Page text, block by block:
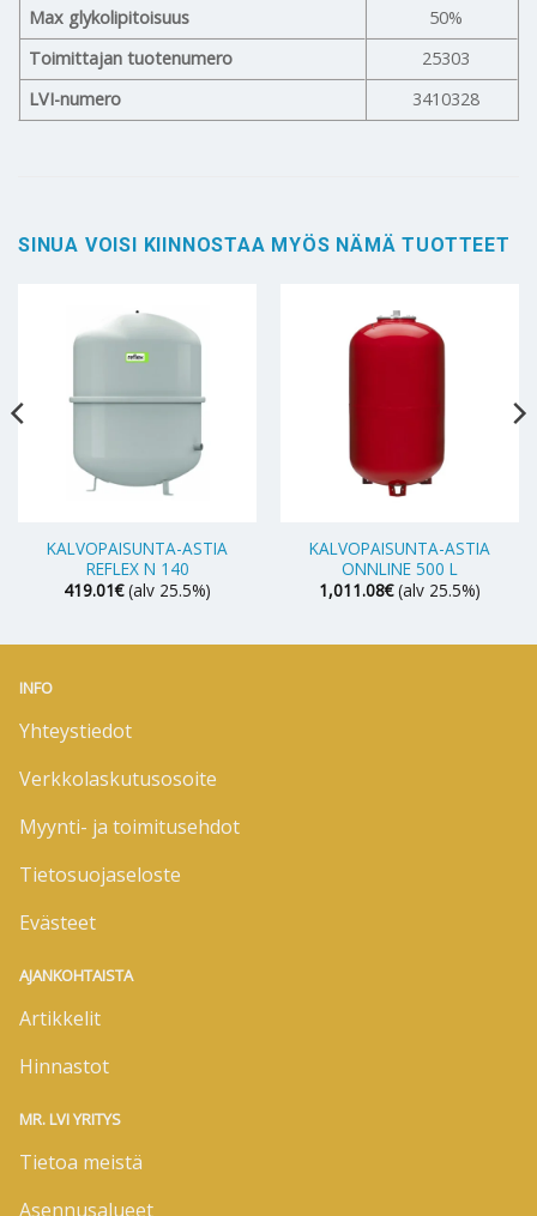
Max glykolipitoisuus
50%
Toimittajan tuotenumero
25303
LVI-numero
3410328
SINUA VOISI KIINNOSTAA MYÖS NÄMÄ TUOTTEET
KALVOPAISUNTA-ASTIA
REFLEX N 140
419.01€ (alv 25.5%)
KALVOPAISUNTA-ASTIA
ONNLINE 500 L
1,011.08€ (alv 25.5%)
INFO
Yhteystiedot
Verkkolaskutusosoite
Myynti- ja toimitusehdot
Tietosuojaseloste
Evästeet
AJANKOHTAISTA
Artikkelit
Hinnastot
MR. LVI YRITYS
Tietoa meistä
Asennusalueet